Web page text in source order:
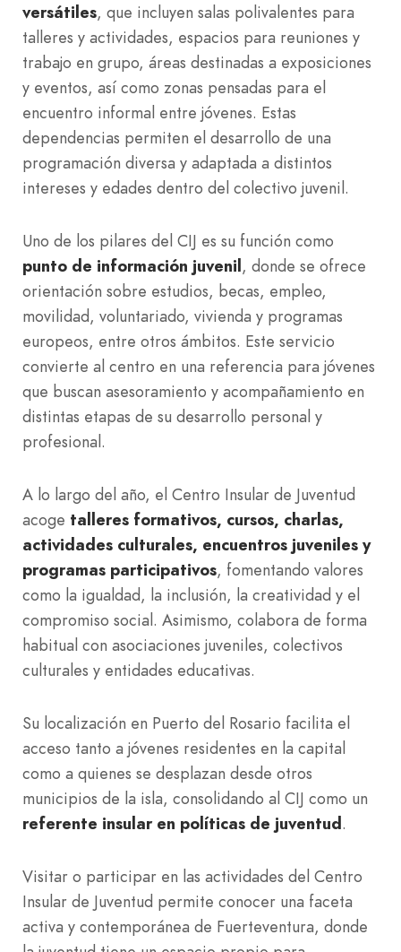
versátiles, que incluyen salas polivalentes para
talleres y actividades, espacios para reuniones y
trabajo en grupo, áreas destinadas a exposiciones
y eventos, así como zonas pensadas para el
encuentro informal entre jóvenes. Estas
dependencias permiten el desarrollo de una
programación diversa y adaptada a distintos
intereses y edades dentro del colectivo juvenil.
Uno de los pilares del CIJ es su función como
punto de información juvenil, donde se ofrece
orientación sobre estudios, becas, empleo,
movilidad, voluntariado, vivienda y programas
europeos, entre otros ámbitos. Este servicio
convierte al centro en una referencia para jóvenes
que buscan asesoramiento y acompañamiento en
distintas etapas de su desarrollo personal y
profesional.
A lo largo del año, el Centro Insular de Juventud
acoge talleres formativos, cursos, charlas,
actividades culturales, encuentros juveniles y
programas participativos, fomentando valores
como la igualdad, la inclusión, la creatividad y el
compromiso social. Asimismo, colabora de forma
habitual con asociaciones juveniles, colectivos
culturales y entidades educativas.
Su localización en Puerto del Rosario facilita el
acceso tanto a jóvenes residentes en la capital
como a quienes se desplazan desde otros
municipios de la isla, consolidando al CIJ como un
referente insular en políticas de juventud.
Visitar o participar en las actividades del Centro
Insular de Juventud permite conocer una faceta
activa y contemporánea de Fuerteventura, donde